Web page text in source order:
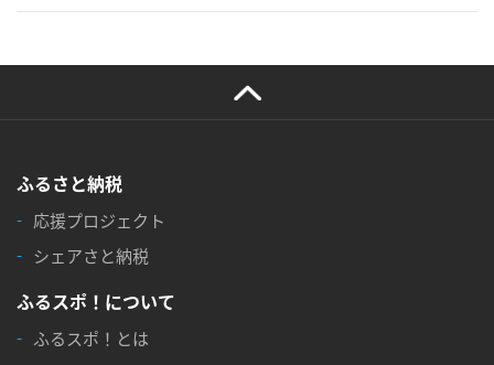
ふるさと納税
応援プロジェクト
シェアさと納税
ふるスポ！について
ふるスポ！とは